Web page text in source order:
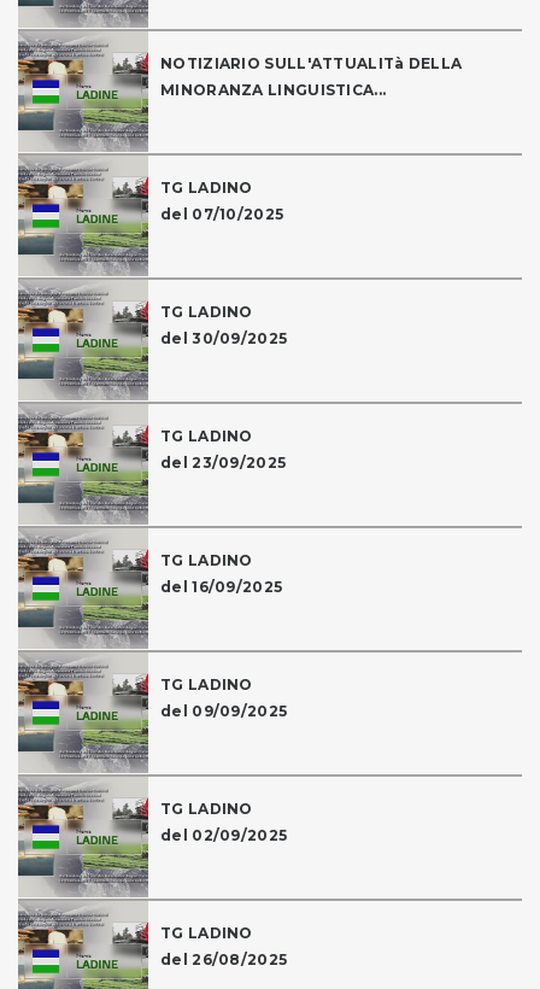
NOTIZIARIO SULL'ATTUALITà DELLA
MINORANZA LINGUISTICA...
TG LADINO
del 07/10/2025
TG LADINO
del 30/09/2025
TG LADINO
del 23/09/2025
TG LADINO
del 16/09/2025
TG LADINO
del 09/09/2025
TG LADINO
del 02/09/2025
TG LADINO
del 26/08/2025